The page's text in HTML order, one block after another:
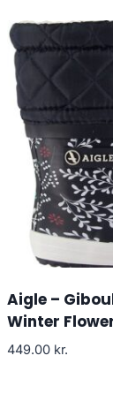
Aigle –
Winter
449.00 kr.